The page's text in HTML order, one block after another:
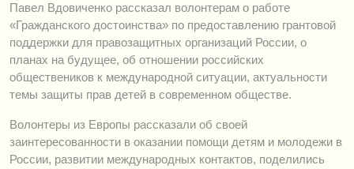
Павел Вдовиченко рассказал волонтерам о работе
«Гражданского достоинства» по предоставлению грантовой
поддержки для правозащитных организаций России, о
планах на будущее, об отношении российских
обществеников к международной ситуации, актуальности
темы защиты прав детей в современном обществе.
Волонтеры из Европы рассказали об своей
заинтересованности в оказании помощи детям и молодежи в
России, развитии международных контактов, поделились